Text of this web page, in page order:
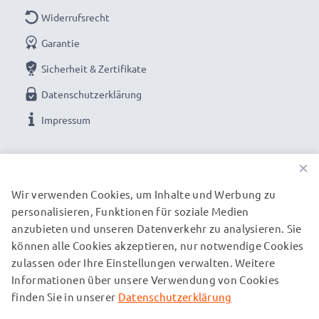
Widerrufsrecht
Garantie
Sicherheit & Zertifikate
Datenschutzerklärung
Impressum
UNSERE VERSANDPARTNER
© subtel.de 2026
Alle Preise verstehen sich inklusive Mehrwertsteuer und
zuzüglich Versandkosten. Bitte beachten Sie, dass alle
×
Wir verwenden Cookies, um Inhalte und Werbung zu
personalisieren, Funktionen für soziale Medien
anzubieten und unseren Datenverkehr zu analysieren. Sie
können alle Cookies akzeptieren, nur notwendige Cookies
zulassen oder Ihre Einstellungen verwalten. Weitere
Informationen über unsere Verwendung von Cookies
finden Sie in unserer Datenschutzerklärung